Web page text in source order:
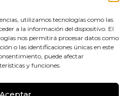
utilizamos tecnologías como las
a la información del dispositivo. El
nos permitirá procesar datos como
o las identificaciones únicas en este
puede afectar
y funciones.
Aceptar
© KORA TREK